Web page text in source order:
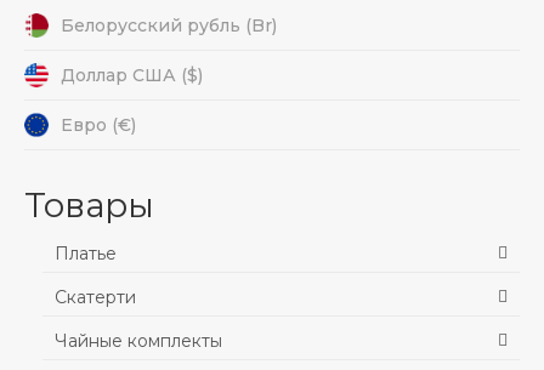
Белорусский рубль (Br)
Доллар США ($)
Евро (€)
Товары
Платье
Скатерти
Чайные комплекты